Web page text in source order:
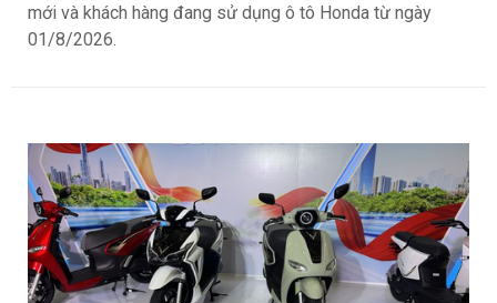
mới và khách hàng đang sử dụng ô tô Honda từ ngày
01/8/2026.